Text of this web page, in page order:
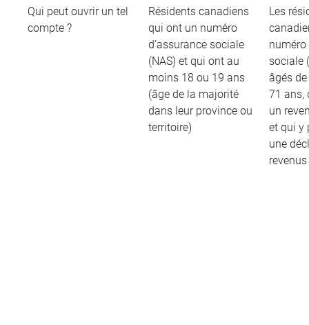
Qui peut ouvrir un tel
compte ?
Résidents canadiens
qui ont un numéro
d’assurance sociale
(NAS) et qui ont au
moins 18 ou 19 ans
(âge de la majorité
dans leur province ou
territoire)
Les
numéro
sociale
âgés
71 ans,
un
et qui y
une
revenus